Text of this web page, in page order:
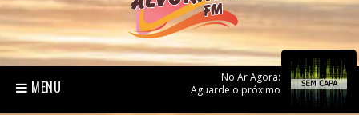
MENU
No Ar Agora:
Aguarde o próximo